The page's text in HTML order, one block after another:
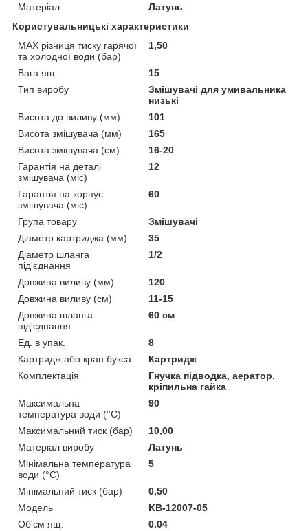
Матеріал
Латунь
Користувальницькі характеристики
MAX різниця тиску гарячої
та холодної води (бар)
1,50
Вага ящ.
15
Тип виробу
Змішувачі для умивальника
низькі
Висота до виливу (мм)
101
Висота змішувача (мм)
165
Висота змішувача (см)
16-20
Гарантія на деталі
змішувача (міс)
12
Гарантія на корпус
змішувача (міс)
60
Група товару
Змішувачі
Діаметр картриджа (мм)
35
Діаметр шланга
під'єднання
1/2
Довжина виливу (мм)
120
Довжина виливу (см)
11-15
Довжина шланга
під'єднання
60 см
Ед. в упак.
8
Картридж або кран букса
Картридж
Комплектація
Гнучка підводка, аератор,
кріпильна гайка
Максимальна
температура води (°C)
90
Максимальний тиск (бар)
10,00
Матеріал виробу
Латунь
Мінімальна температура
води (°C)
5
Мінімальний тиск (бар)
0,50
Мoдель
KB-12007-05
Об'єм ящ.
0.04